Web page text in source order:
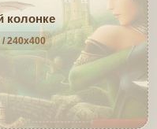
колонке
240x400